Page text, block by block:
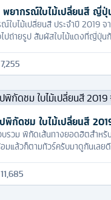
พยากรณ์ใบไม้เปลี่ยนสี ญี่ปุ่
ใบไม้เปลี่ยนสี ประจำปี 2019 จ
ปถ่ายรูป สัมผัสใบไม้แดงที่ญี่ปุ่น
7,255
พิกัดชม ใบไม้เปลี่ยนสี
รวม พิกัดเส้นทางยอดฮิตสำหรั
มแล้วก็ตามทัวร์ครับมาดูกันเลย
11,685